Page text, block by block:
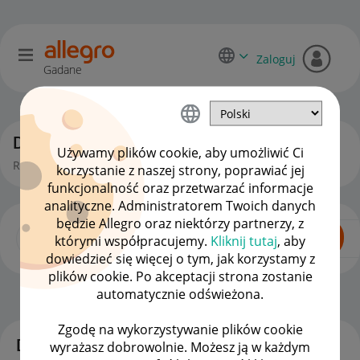
Używamy plików cookie, aby umożliwić Ci
korzystanie z naszej strony, poprawiać jej
funkcjonalność oraz przetwarzać informacje
analityczne. Administratorem Twoich danych
będzie Allegro oraz niektórzy partnerzy, z
którymi współpracujemy. Kliknij tutaj, aby
dowiedzieć się więcej o tym, jak korzystamy z
plików cookie. Po akceptacji strona zostanie
automatycznie odświeżona.
Zgodę na wykorzystywanie plików cookie
wyrażasz dobrowolnie. Możesz ją w każdym
Gadane
Zaloguj
Dyskusje kupujących
Rozmowy, pytania i pomysły kupujących na Allegro.
Dla Kupujących
Dyskusje